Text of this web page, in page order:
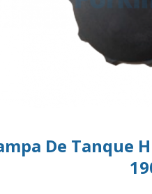
De Tanque